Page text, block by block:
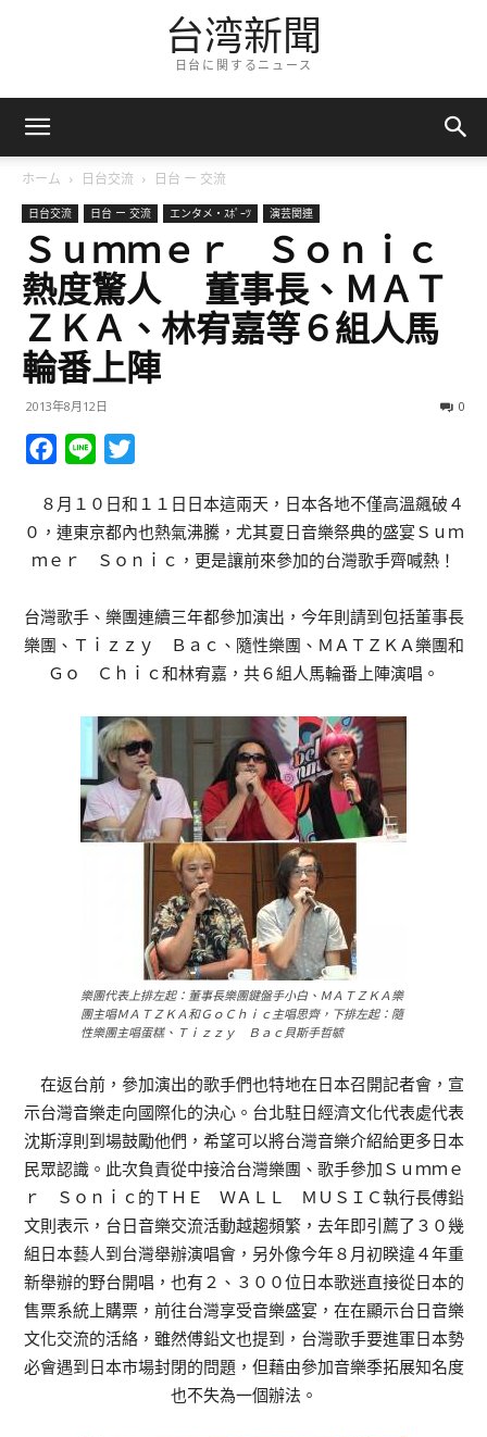
台湾新聞
日台に関するニュース
ホーム 日台交流 日台 ー 交流
日台交流 日台 ー 交流 エンタメ・ｽﾎﾟｰﾂ 演芸関連
Ｓｕｍｍｅｒ Ｓｏｎｉｃ
熱度驚人 董事長、ＭＡＴ
ＺＫＡ、林宥嘉等６組人馬
輪番上陣
2013年8月12日 0
Facebook
Line
８月１０日和１１日日本這兩天，日本各地不僅高溫飆破４
０，連東京都內也熱氣沸騰，尤其夏日音樂祭典的盛宴Ｓｕｍ
ｍｅｒ Ｓｏｎｉｃ，更是讓前來參加的台灣歌手齊喊熱！
台灣歌手、樂團連續三年都參加演出，今年則請到包括董事長
樂團、Ｔｉｚｚｙ Ｂａｃ、隨性樂團、ＭＡＴＺＫＡ樂團和
Ｇｏ Ｃｈｉｃ和林宥嘉，共６組人馬輪番上陣演唱。
樂團代表上排左起：董事長樂團鍵盤手小白、ＭＡＴＺＫＡ樂
團主唱ＭＡＴＺＫＡ和ＧｏＣｈｉｃ主唱思齊，下排左起：隨
性樂團主唱蛋糕、Ｔｉｚｚｙ Ｂａｃ貝斯手哲毓
在返台前，參加演出的歌手們也特地在日本召開記者會，宣
示台灣音樂走向國際化的決心。台北駐日經濟文化代表處代表
沈斯淳則到場鼓勵他們，希望可以將台灣音樂介紹給更多日本
民眾認識。此次負責從中接洽台灣樂團、歌手參加Ｓｕｍｍｅ
ｒ Ｓｏｎｉｃ的ＴＨＥ ＷＡＬＬ ＭＵＳＩＣ執行長傅鉛
文則表示，台日音樂交流活動越趨頻繁，去年即引薦了３０幾
組日本藝人到台灣舉辦演唱會，另外像今年８月初睽違４年重
新舉辦的野台開唱，也有２、３００位日本歌迷直接從日本的
售票系統上購票，前往台灣享受音樂盛宴，在在顯示台日音樂
文化交流的活絡，雖然傅鉛文也提到，台灣歌手要進軍日本勢
必會遇到日本市場封閉的問題，但藉由參加音樂季拓展知名度
也不失為一個辦法。